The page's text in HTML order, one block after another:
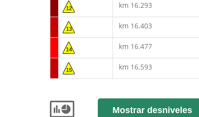
12 km 16.293
13 km 16.403
14 km 16.477
15 km 16.593
Mostrar desniveles